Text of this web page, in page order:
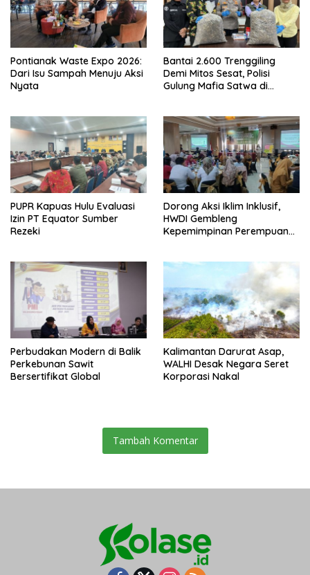
Pontianak Waste Expo 2026:
Dari Isu Sampah Menuju Aksi
Nyata
Bantai 2.600 Trenggiling
Demi Mitos Sesat, Polisi
Gulung Mafia Satwa di
PUPR Kapuas Hulu Evaluasi
Izin PT Equator Sumber
Rezeki
Dorong Aksi Iklim Inklusif,
HWDI Gembleng
Kepemimpinan Perempuan
Perbudakan Modern di Balik
Perkebunan Sawit
Bersertifikat Global
Kalimantan Darurat Asap,
WALHI Desak Negara Seret
Korporasi Nakal
Tambah Komentar